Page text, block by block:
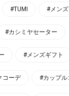
#TUMI #メン
#カシミヤセーター
#メンズギフト
コーデ #カップル